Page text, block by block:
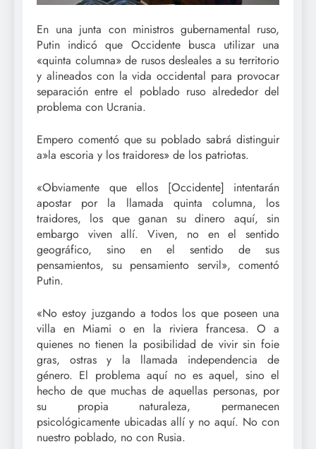
En una junta con ministros gubernamental ruso,
Putin indicó que Occidente busca utilizar una
«quinta columna» de rusos desleales a su territorio
y alineados con la vida occidental para provocar
separación entre el poblado ruso alrededor del
problema con Ucrania.
Empero comentó que su poblado sabrá distinguir
a»la escoria y los traidores» de los patriotas.
«Obviamente que ellos [Occidente] intentarán
apostar por la llamada quinta columna, los
traidores, los que ganan su dinero aquí, sin
embargo viven allí. Viven, no en el sentido
geográfico, sino en el sentido de sus
pensamientos, su pensamiento servil», comentó
Putin.
«No estoy juzgando a todos los que poseen una
villa en Miami o en la riviera francesa. O a
quienes no tienen la posibilidad de vivir sin foie
gras, ostras y la llamada independencia de
género. El problema aquí no es aquel, sino el
hecho de que muchas de aquellas personas, por
su propia naturaleza, permanecen
psicológicamente ubicadas allí y no aquí. No con
nuestro poblado, no con Rusia.